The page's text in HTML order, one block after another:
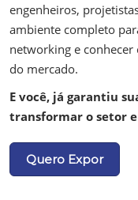
engenheiros,
ambiente completo
networking e conhecer
do mercado.
E você, já garantiu
transformar o setor
Quero Expor